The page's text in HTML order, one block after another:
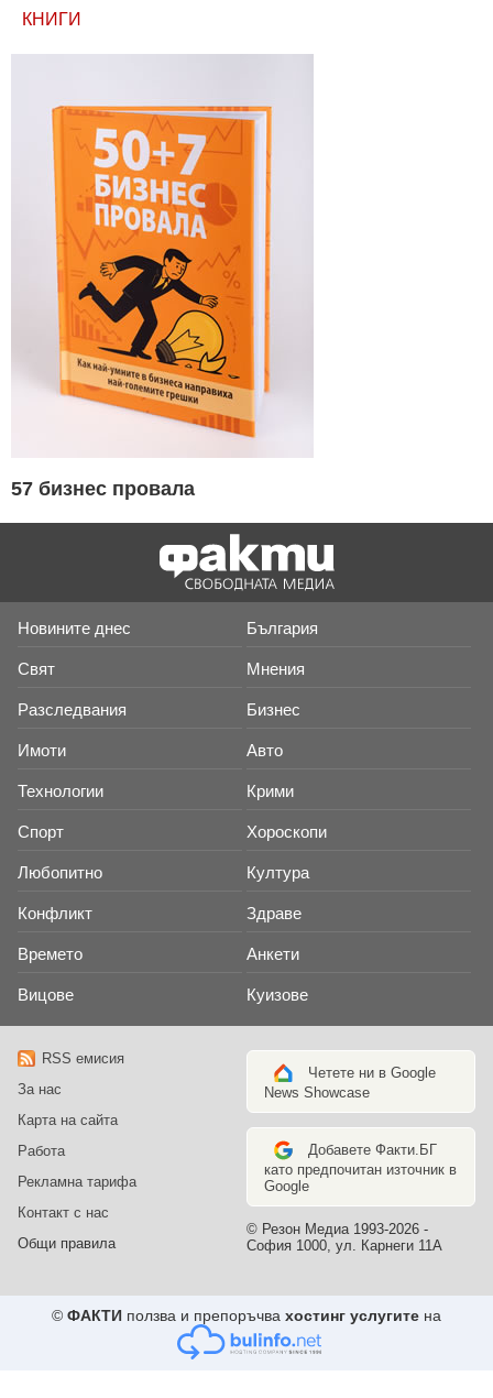
КНИГИ
57 бизнес провала
Новините днес България
Свят Мнения
Разследвания Бизнес
Имоти Авто
Технологии Крими
Спорт Хороскопи
Любопитно Култура
Конфликт Здраве
Времето Анкети
Вицове Куизове
RSS емисия
За нас
Карта на сайта
Работа
Рекламна тарифа
Контакт с нас
Общи правила
Четете ни в Google
News Showcase
Добавете Факти.БГ
като предпочитан източник в
Google
© Резон Медиа 1993-2026 -
София 1000, ул. Карнеги 11А
© ФАКТИ ползва и препоръчва хостинг услугите на